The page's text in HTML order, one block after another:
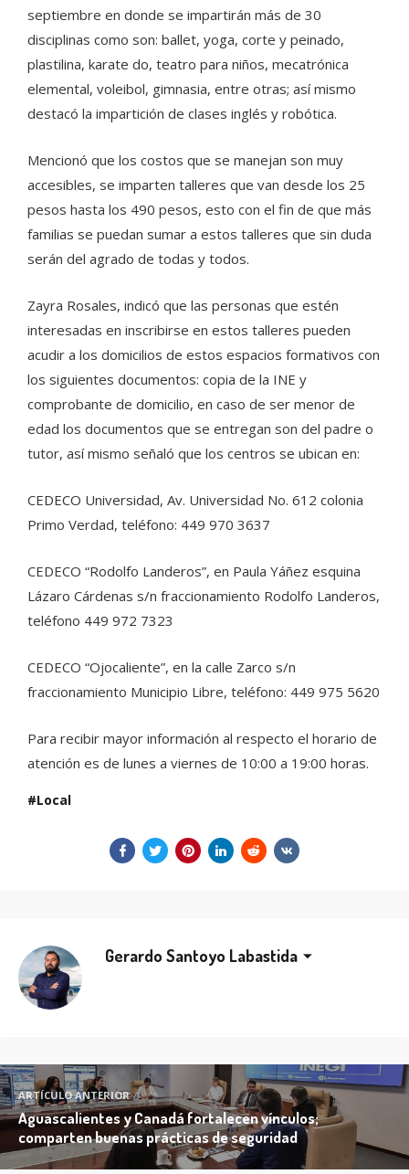
septiembre en donde se impartirán más de 30
disciplinas como son: ballet, yoga, corte y peinado,
plastilina, karate do, teatro para niños, mecatrónica
elemental, voleibol, gimnasia, entre otras; así mismo
destacó la impartición de clases inglés y robótica.
Mencionó que los costos que se manejan son muy
accesibles, se imparten talleres que van desde los 25
pesos hasta los 490 pesos, esto con el fin de que más
familias se puedan sumar a estos talleres que sin duda
serán del agrado de todas y todos.
Zayra Rosales, indicó que las personas que estén
interesadas en inscribirse en estos talleres pueden
acudir a los domicilios de estos espacios formativos con
los siguientes documentos: copia de la INE y
comprobante de domicilio, en caso de ser menor de
edad los documentos que se entregan son del padre o
tutor, así mismo señaló que los centros se ubican en:
CEDECO Universidad, Av. Universidad No. 612 colonia
Primo Verdad, teléfono: 449 970 3637
CEDECO “Rodolfo Landeros”, en Paula Yáñez esquina
Lázaro Cárdenas s/n fraccionamiento Rodolfo Landeros,
teléfono 449 972 7323
CEDECO “Ojocaliente”, en la calle Zarco s/n
fraccionamiento Municipio Libre, teléfono: 449 975 5620
Para recibir mayor información al respecto el horario de
atención es de lunes a viernes de 10:00 a 19:00 horas.
Local
Gerardo Santoyo Labastida
ARTÍCULO ANTERIOR
Aguascalientes y Canadá fortalecen vínculos;
comparten buenas prácticas de seguridad